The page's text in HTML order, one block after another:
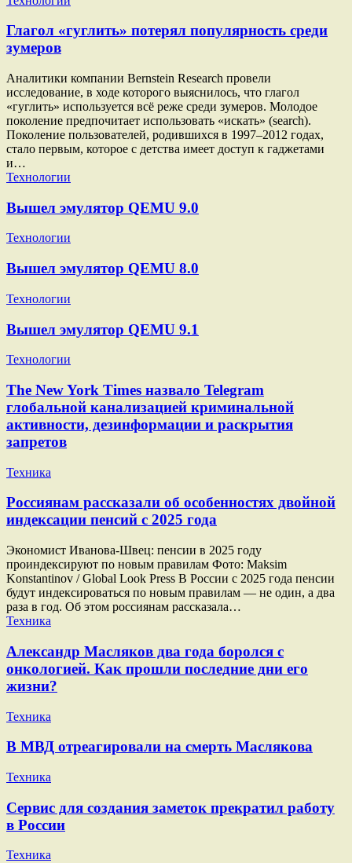
Глагол «гуглить» потерял популярность среди
зумеров
Аналитики компании Bernstein Research провели
исследование, в ходе которого выяснилось, что глагол
«гуглить» используется всё реже среди зумеров. Молодое
поколение предпочитает использовать «искать» (search).
Поколение пользователей, родившихся в 1997–2012 годах,
стало первым, которое с детства имеет доступ к гаджетами
и…
Технологии
Вышел эмулятор QEMU 9.0
Технологии
Вышел эмулятор QEMU 8.0
Технологии
Вышел эмулятор QEMU 9.1
Технологии
The New York Times назвало Telegram
глобальной канализацией криминальной
активности, дезинформации и раскрытия
запретов
Техника
Россиянам рассказали об особенностях двойной
индексации пенсий с 2025 года
Экономист Иванова-Швец: пенсии в 2025 году
проиндексируют по новым правилам Фото: Maksim
Konstantinov / Global Look Press В России с 2025 года пенсии
будут индексироваться по новым правилам — не один, а два
раза в год. Об этом россиянам рассказала…
Техника
Александр Масляков два года боролся с
онкологией. Как прошли последние дни его
жизни?
Техника
В МВД отреагировали на смерть Маслякова
Техника
Сервис для создания заметок прекратил работу
в России
Техника